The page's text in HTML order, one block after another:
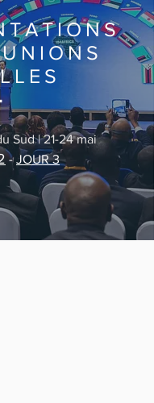
Sud | 21-24 mai
-JOUR 3